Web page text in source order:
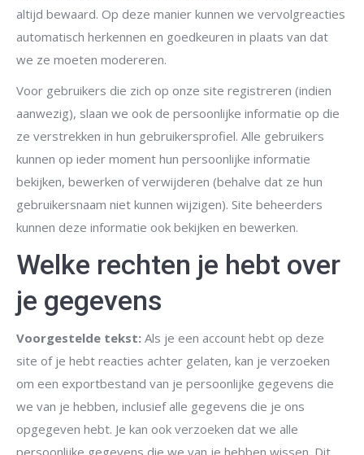
altijd bewaard. Op deze manier kunnen we vervolgreacties
automatisch herkennen en goedkeuren in plaats van dat
we ze moeten modereren.
Voor gebruikers die zich op onze site registreren (indien
aanwezig), slaan we ook de persoonlijke informatie op die
ze verstrekken in hun gebruikersprofiel. Alle gebruikers
kunnen op ieder moment hun persoonlijke informatie
bekijken, bewerken of verwijderen (behalve dat ze hun
gebruikersnaam niet kunnen wijzigen). Site beheerders
kunnen deze informatie ook bekijken en bewerken.
Welke rechten je hebt over
je gegevens
Voorgestelde tekst: Als je een account hebt op deze
site of je hebt reacties achter gelaten, kan je verzoeken
om een exportbestand van je persoonlijke gegevens die
we van je hebben, inclusief alle gegevens die je ons
opgegeven hebt. Je kan ook verzoeken dat we alle
persoonlijke gegevens die we van je hebben wissen. Dit